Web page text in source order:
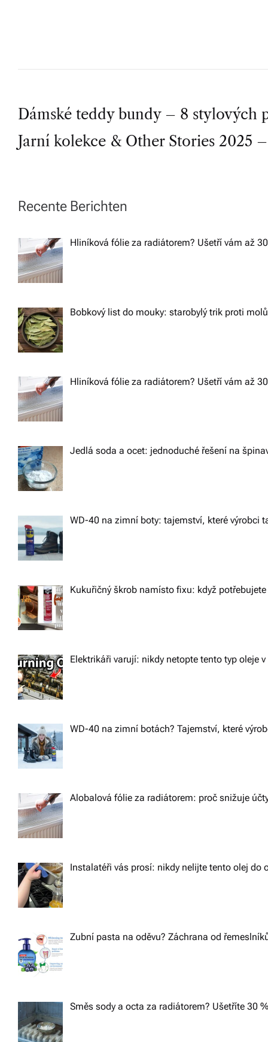
n
p
o
n
r
P
o
t
n
a
v
i
g
a
t
i
o
n
Dámské teddy bundy – 8 stylových
Jarní kolekce & Other Stories 2025
Recente Berichten
Hliníková fólie za radiátorem? Ušetří vám až
Bobkový list do mouky: starobylý trik proti
Hliníková fólie za radiátorem? Ušetří vám až
Jedlá soda a ocet: jednoduché řešení na
WD-40 na zimní boty: tajemství, které výrobci
Kukuřičný škrob namísto fixu: když
Elektrikáři varují: nikdy netopte tento typ oleje v
WD-40 na zimní botách? Tajemství, které
Alobalová fólie za radiátorem: proč snižuje
Instalatéři vás prosí: nikdy nelijte tento olej do
Zubní pasta na oděvu? Záchrana od
Směs sody a octa za radiátorem? Ušetříte 30